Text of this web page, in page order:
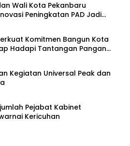
Wali Kota Pekanbaru
Peningkatan PAD Jadi
Komitmen Bangun Kota
Hadapi Tantangan Pangan
Kegiatan Universal Peak dan
Pejabat Kabinet
Kericuhan